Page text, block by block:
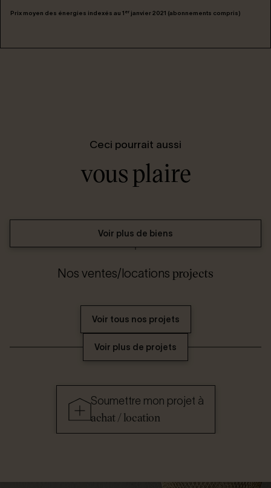
Prix moyen des énergies indexés au 1 er janvier 2021 (abonnements compris)
Ceci pourrait aussi
vous plaire
Voir plus de biens
Nos ventes/locations projects
Voir tous nos projets
Voir plus de projets
Soumettre mon projet à
achat / location